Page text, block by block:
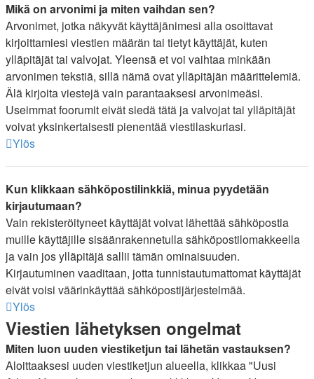
Mikä on arvonimi ja miten vaihdan sen?
Arvonimet, jotka näkyvät käyttäjänimesi alla osoittavat
kirjoittamiesi viestien määrän tai tietyt käyttäjät, kuten
ylläpitäjät tai valvojat. Yleensä et voi vaihtaa minkään
arvonimen tekstiä, sillä nämä ovat ylläpitäjän määrittelemiä.
Älä kirjoita viestejä vain parantaaksesi arvonimeäsi.
Useimmat foorumit eivät siedä tätä ja valvojat tai ylläpitäjät
voivat yksinkertaisesti pienentää viestilaskuriasi.
Ylös
Kun klikkaan sähköpostilinkkiä, minua pyydetään
kirjautumaan?
Vain rekisteröityneet käyttäjät voivat lähettää sähköpostia
muille käyttäjille sisäänrakennetulla sähköpostilomakkeella
ja vain jos ylläpitäjä sallii tämän ominaisuuden.
Kirjautuminen vaaditaan, jotta tunnistautumattomat käyttäjät
eivät voisi väärinkäyttää sähköpostijärjestelmää.
Ylös
Viestien lähetyksen ongelmat
Miten luon uuden viestiketjun tai lähetän vastauksen?
Aloittaaksesi uuden viestiketjun alueella, klikkaa "Uusi